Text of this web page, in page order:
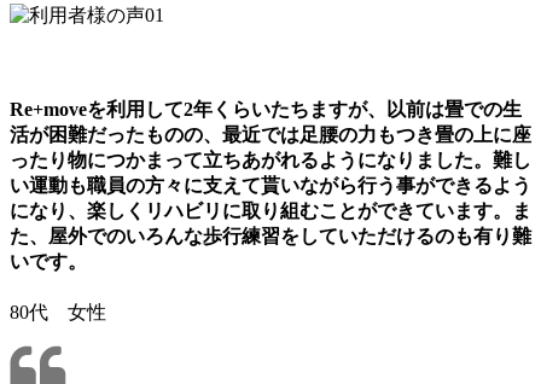
Re+moveを利用して2年くらいたちますが、以前は畳での生
活が困難だったものの、最近では足腰の力もつき畳の上に座
ったり物につかまって立ちあがれるようになりました。難し
い運動も職員の方々に支えて貰いながら行う事ができるよう
になり、楽しくリハビリに取り組むことができています。ま
た、屋外でのいろんな歩行練習をしていただけるのも有り難
いです。
80代 女性